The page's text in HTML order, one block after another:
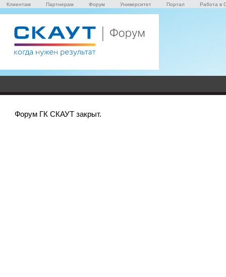
Клиентам Партнерам Форум Университет Портал Работа в
Форум ГК СКАУТ закрыт.